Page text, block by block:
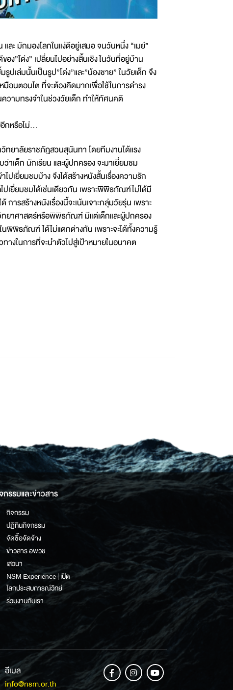
ะ มักมองโลกในแง่ดีอยู่เสมอ จนวันหนึ่ง “เมย์”
ง”โด่ง” เปลี่ยนไปอย่างสิ้นเชิง ในวันที่อยู่บ้าน
ปเล่มนั้นเป็นรูป”โด่ง”และ”น้องชาย” ในวัยเด็ก จึง
มือนตอนโต ที่จะต้องคิดมากเพื่อใช้ในการดำรง
วามทรงจำในช่วงวัยเด็ก ทำให้ทัศนคติ
กหรือไม่...
ยาลัยราชภัฎสวนสุนันทา โดยทีมงานได้แรง
เด็ก นักเรียน และผู้ปกครอง จะมาเยี่ยมชม
เยี่ยมชมบ้าง จึงได้สร้างหนังสั้นเรื่องความรัก
ปเยี่ยมชมได้เช่นเดียวกัน เพราะพิพิธภัณฑ์ไม่ได้มี
ารสร้างหนังเรื่องนี้จะเน้นเจาะกลุ่มวัยรุ่น เพราะ
ทยาศาสตร์หรือพิพิธภัณฑ์ มีแต่เด็กและผู้ปกครอง
นพิพิธภัณฑ์ ได้ไม่แตกต่างกัน เพราะจะได้ทั้งความรู้
างในการที่จะนำตัวไปสู่เป้าหมายในอนาคต
กรรมและข่าวสาร
กิจกรรม
ปฏิทินกิจกรรม
จัดซื้อจัดจ้าง
ข่าวสาร อพวช.
เสวนา
NSM Experience | เปิด
โลกประสบการณ์วิทย์
ร่วมงานกับเรา
อีเมล
info@nsm.or.th